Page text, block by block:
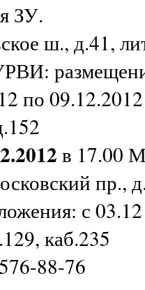
ЗУ.
ш., д.41,
по
в 17.00
пр.,
с
каб.235
88-76